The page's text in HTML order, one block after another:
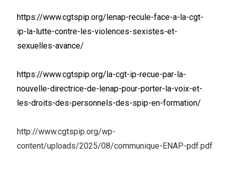
https://www.cgtspip.org/lenap-recule-face-a-la-cgt-
ip-la-lutte-contre-les-violences-sexistes-et-
sexuelles-avance/
https://www.cgtspip.org/la-cgt-ip-recue-par-la-
nouvelle-directrice-de-lenap-pour-porter-la-voix-et-
les-droits-des-personnels-des-spip-en-formation/
http://www.cgtspip.org/wp-
content/uploads/2025/08/communique-ENAP-pdf.pdf